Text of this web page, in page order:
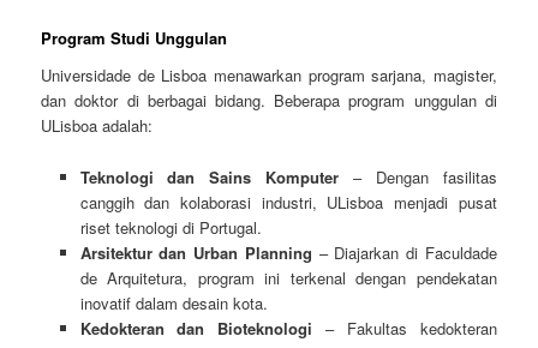
Program Studi Unggulan
Universidade de Lisboa menawarkan program sarjana, magister,
dan doktor di berbagai bidang. Beberapa program unggulan di
ULisboa adalah:
Teknologi dan Sains Komputer – Dengan fasilitas
canggih dan kolaborasi industri, ULisboa menjadi pusat
riset teknologi di Portugal.
Arsitektur dan Urban Planning – Diajarkan di Faculdade
de Arquitetura, program ini terkenal dengan pendekatan
inovatif dalam desain kota.
Kedokteran dan Bioteknologi – Fakultas kedokteran